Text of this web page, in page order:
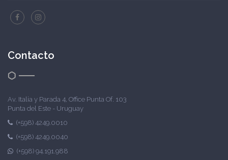
Contacto
Av. Italia y Parada 4, Office Punta Of. 103
Punta del Este - Uruguay
(+598) 4249.0010
(+598) 4249.0040
(+598) 94.191.988